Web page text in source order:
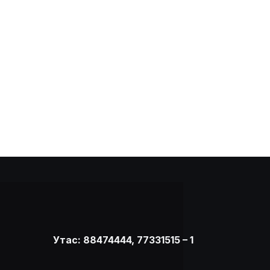
Утас: 88474444, 77331515 – 1